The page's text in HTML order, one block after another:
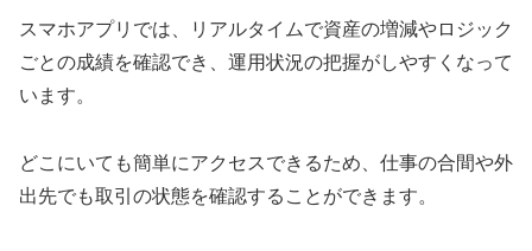
スマホアプリでは、リアルタイムで資産の増減やロジック
ごとの成績を確認でき、運用状況の把握がしやすくなって
います。
どこにいても簡単にアクセスできるため、仕事の合間や外
出先でも取引の状態を確認することができます。